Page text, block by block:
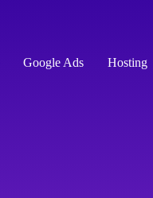
Google Ads Hosting